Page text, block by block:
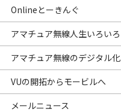
Onlineとーきんぐ
アマチュア無線人生いろいろ
アマチュア無線のデジタル化
VUの開拓からモービルへ
メールニュース